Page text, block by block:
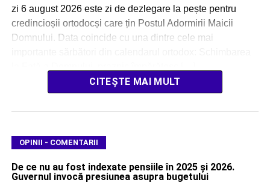
zi 6 august 2026 este zi de dezlegare la pește pentru
credincioșii ortodocși care țin Postul Adormirii Maicii
Domnului. Data coincide cu una dintre cele mai
CITEȘTE MAI MULT
OPINII - COMENTARII
De ce nu au fost indexate pensiile în 2025 și 2026.
Guvernul invocă presiunea asupra bugetului